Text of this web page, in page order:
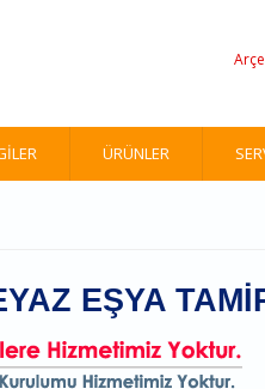
ÜRÜNLER
EŞYA